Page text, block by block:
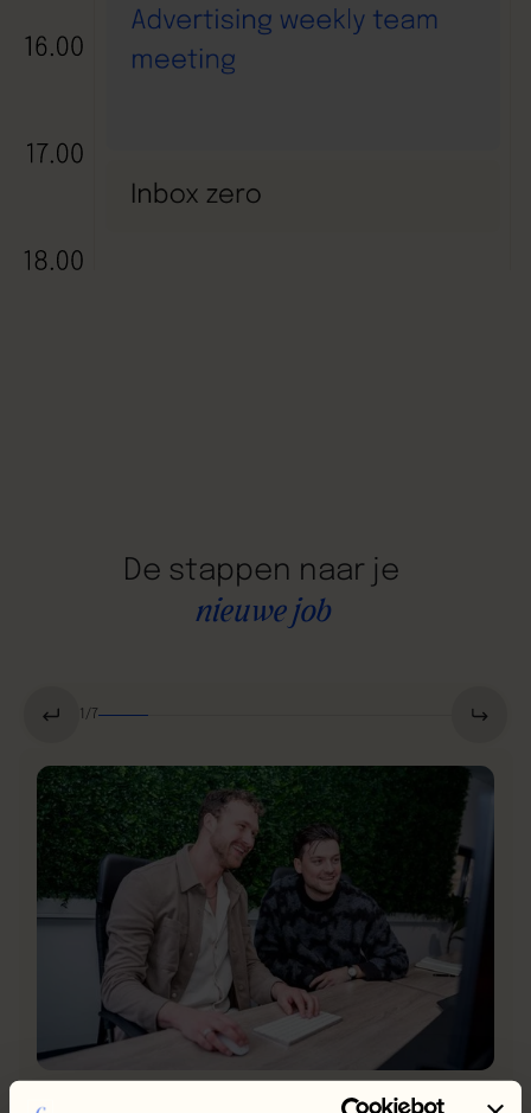
De stappen naar je
nieuwe job
1 / 7
1. Telefonische kennismaking